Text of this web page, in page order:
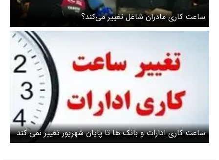
ساعت کاری مادران شاغل تغییر می‌کند؟
ساعت کاری ادارات و بانک ها تا پایان شهریور تغییر نمی کند